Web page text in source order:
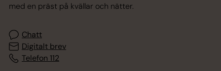
med en präst på kvällar och nätter.
Chatt
Digitalt brev
Telefon 112